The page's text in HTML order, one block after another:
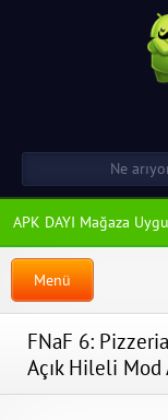
APK DAYI Mağaza
Menü
FNaF 6:
Açık Hileli Mod